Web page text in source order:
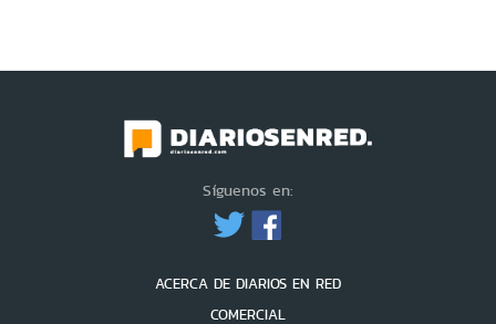
Síguenos en:
ACERCA DE DIARIOS EN RED
COMERCIAL